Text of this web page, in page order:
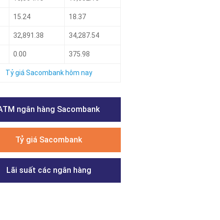
15.24 18.37
32,891.38 34,287.54
0.00 375.98
Tỷ giá Sacombank hôm nay
ngân hàng Sacombank
Tỷ giá Sacombank
Lãi suất các ngân hàng